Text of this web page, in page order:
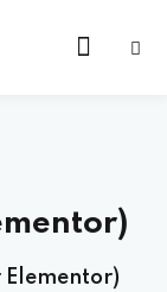
Elementor)